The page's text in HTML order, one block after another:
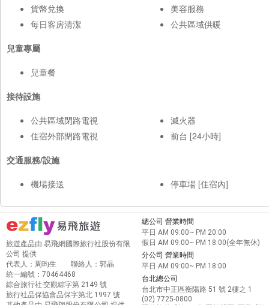
貨幣兌換
每日客房清潔
美容服務
公共區域供暖
兒童專屬
兒童餐
接待設施
公共區域閉路電視
住宿外部閉路電視
滅火器
前台 [24小時]
交通服務/設施
機場接送
停車場 [住宿內]